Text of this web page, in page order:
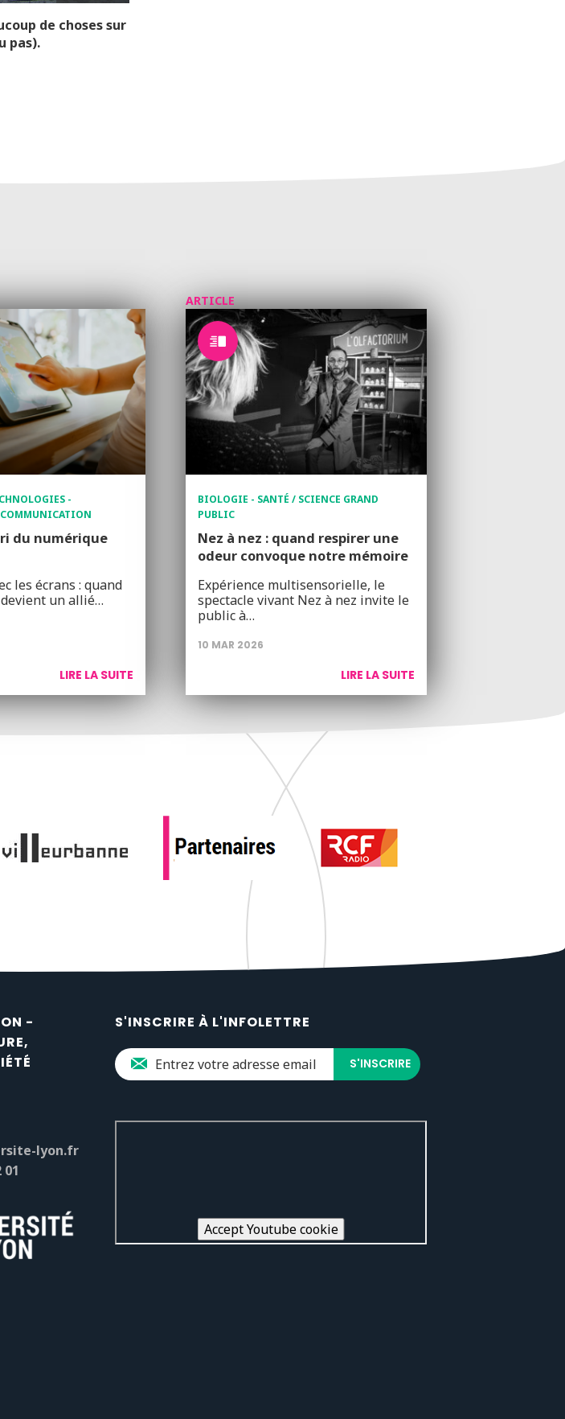
de choses sur
pas).
-
du numérique
les écrans : quand
un allié…
LIRE LA SUITE
ARTICLE
BIOLOGIE - SANTÉ / SCIENCE GRAND
PUBLIC
Nez à nez : quand respirer une
odeur convoque notre mémoire
Expérience multisensorielle, le
spectacle vivant Nez à nez invite le
public à…
10 MAR 2026
LIRE LA SUITE
-
lyon.fr
01
S'INSCRIRE À L'INFOLETTRE
Accept Youtube cookie